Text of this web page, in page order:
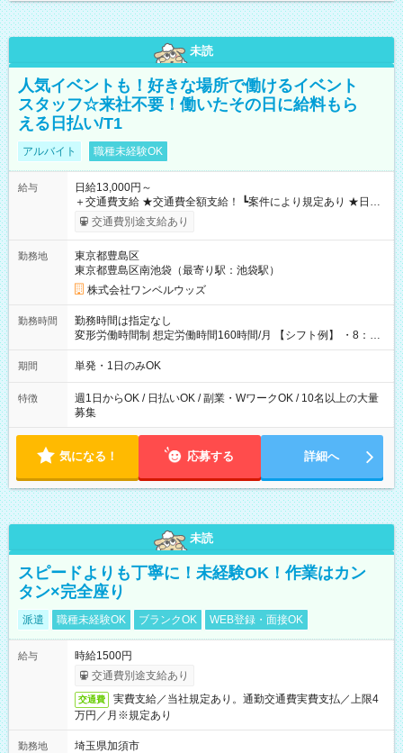
未読
人気イベントも！好きな場所で働けるイベント
スタッフ☆来社不要！働いたその日に給料もら
える日払い/T1
アルバイト 職種未経験OK
給与
日給13,000円～
＋交通費支給 ★交通費全額支給！ ┗案件により規定あり ★日払
いOK！（規定あり） ┗働いたその日に現金GET♪ お仕事後はコ
ンビニATMから 日払い分を引き落とせます！ 【試用期間】試
交通費別途支給あり
勤務地
東京都豊島区
東京都豊島区南池袋（最寄り駅：池袋駅）
株式会社ワンベルウッズ
勤務時間
勤務時間は指定なし
変形労働時間制 想定労働時間160時間/月 【シフト例】 ・8：00
～21：00
期間 単発・1日のみOK
特徴
週1日からOK / 日払いOK / 副業・WワークOK / 10名以上の大量
募集
気になる！ 応募する 詳細へ
未読
スピードよりも丁寧に！未経験OK！作業はカン
タン×完全座り
派遣 職種未経験OK ブランクOK WEB登録・面接OK
給与
時給1500円
交通費別途支給あり
交通費
実費支給／当社規定あり。通勤交通費実費支払／上限4
万円／月※規定あり
勤務地
埼玉県加須市